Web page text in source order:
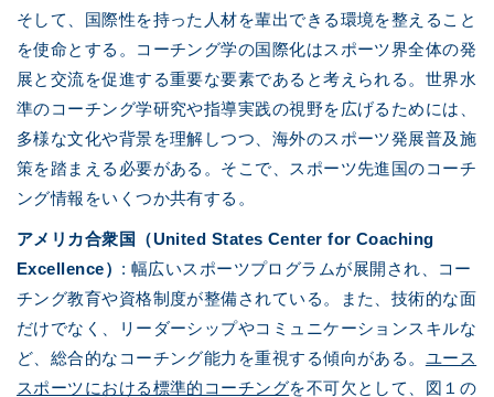
そして、国際性を持った人材を輩出できる環境を整えること
を使命とする。コーチング学の国際化はスポーツ界全体の発
展と交流を促進する重要な要素であると考えられる。世界水
準のコーチング学研究や指導実践の視野を広げるためには、
多様な文化や背景を理解しつつ、海外のスポーツ発展普及施
策を踏まえる必要がある。そこで、スポーツ先進国のコーチ
ング情報をいくつか共有する。
アメリカ合衆国（United States Center for Coaching
Excellence） : 幅広いスポーツプログラムが展開され、コー
チング教育や資格制度が整備されている。また、技術的な面
だけでなく、リーダーシップやコミュニケーションスキルな
ど、総合的なコーチング能力を重視する傾向がある。 ユース
スポーツにおける標準的コーチングを不可欠として、図１の